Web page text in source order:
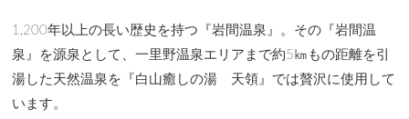
1,200年以上の長い歴史を持つ『岩間温泉』。その『岩間温
泉』を源泉として、一里野温泉エリアまで約5㎞もの距離を引
湯した天然温泉を『白山癒しの湯 天領』では贅沢に使用して
います。